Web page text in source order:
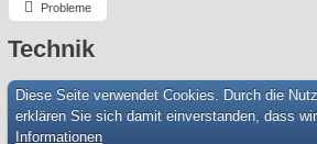
Probleme
Technik
Diese Seite verwendet Cookies. Durch die
erklären Sie sich damit einverstanden, dass
Informationen